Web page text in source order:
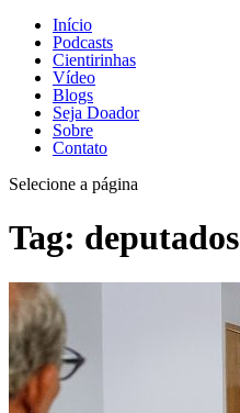
Início
Podcasts
Cientirinhas
Vídeo
Blogs
Seja Doador
Sobre
Contato
Selecione a página
Tag: deputados